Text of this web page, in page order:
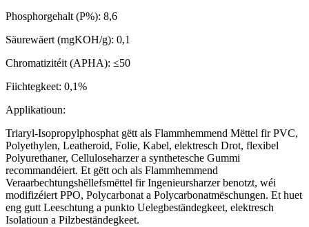
Phosphorgehalt (P%): 8,6
Säurewäert (mgKOH/g): 0,1
Chromatizitéit (APHA): ≤50
Fiichtegkeet: 0,1%
Applikatioun:
Triaryl-Isopropylphosphat gëtt als Flammhemmend Mëttel fir PVC,
Polyethylen, Leatheroid, Folie, Kabel, elektresch Drot, flexibel
Polyurethaner, Celluloseharzer a synthetesche Gummi
recommandéiert. Et gëtt och als Flammhemmend
Veraarbechtungshëllefsmëttel fir Ingenieursharzer benotzt, wéi
modifizéiert PPO, Polycarbonat a Polycarbonatmëschungen. Et huet
eng gutt Leeschtung a punkto Uelegbeständegkeet, elektresch
Isolatioun a Pilzbeständegkeet.